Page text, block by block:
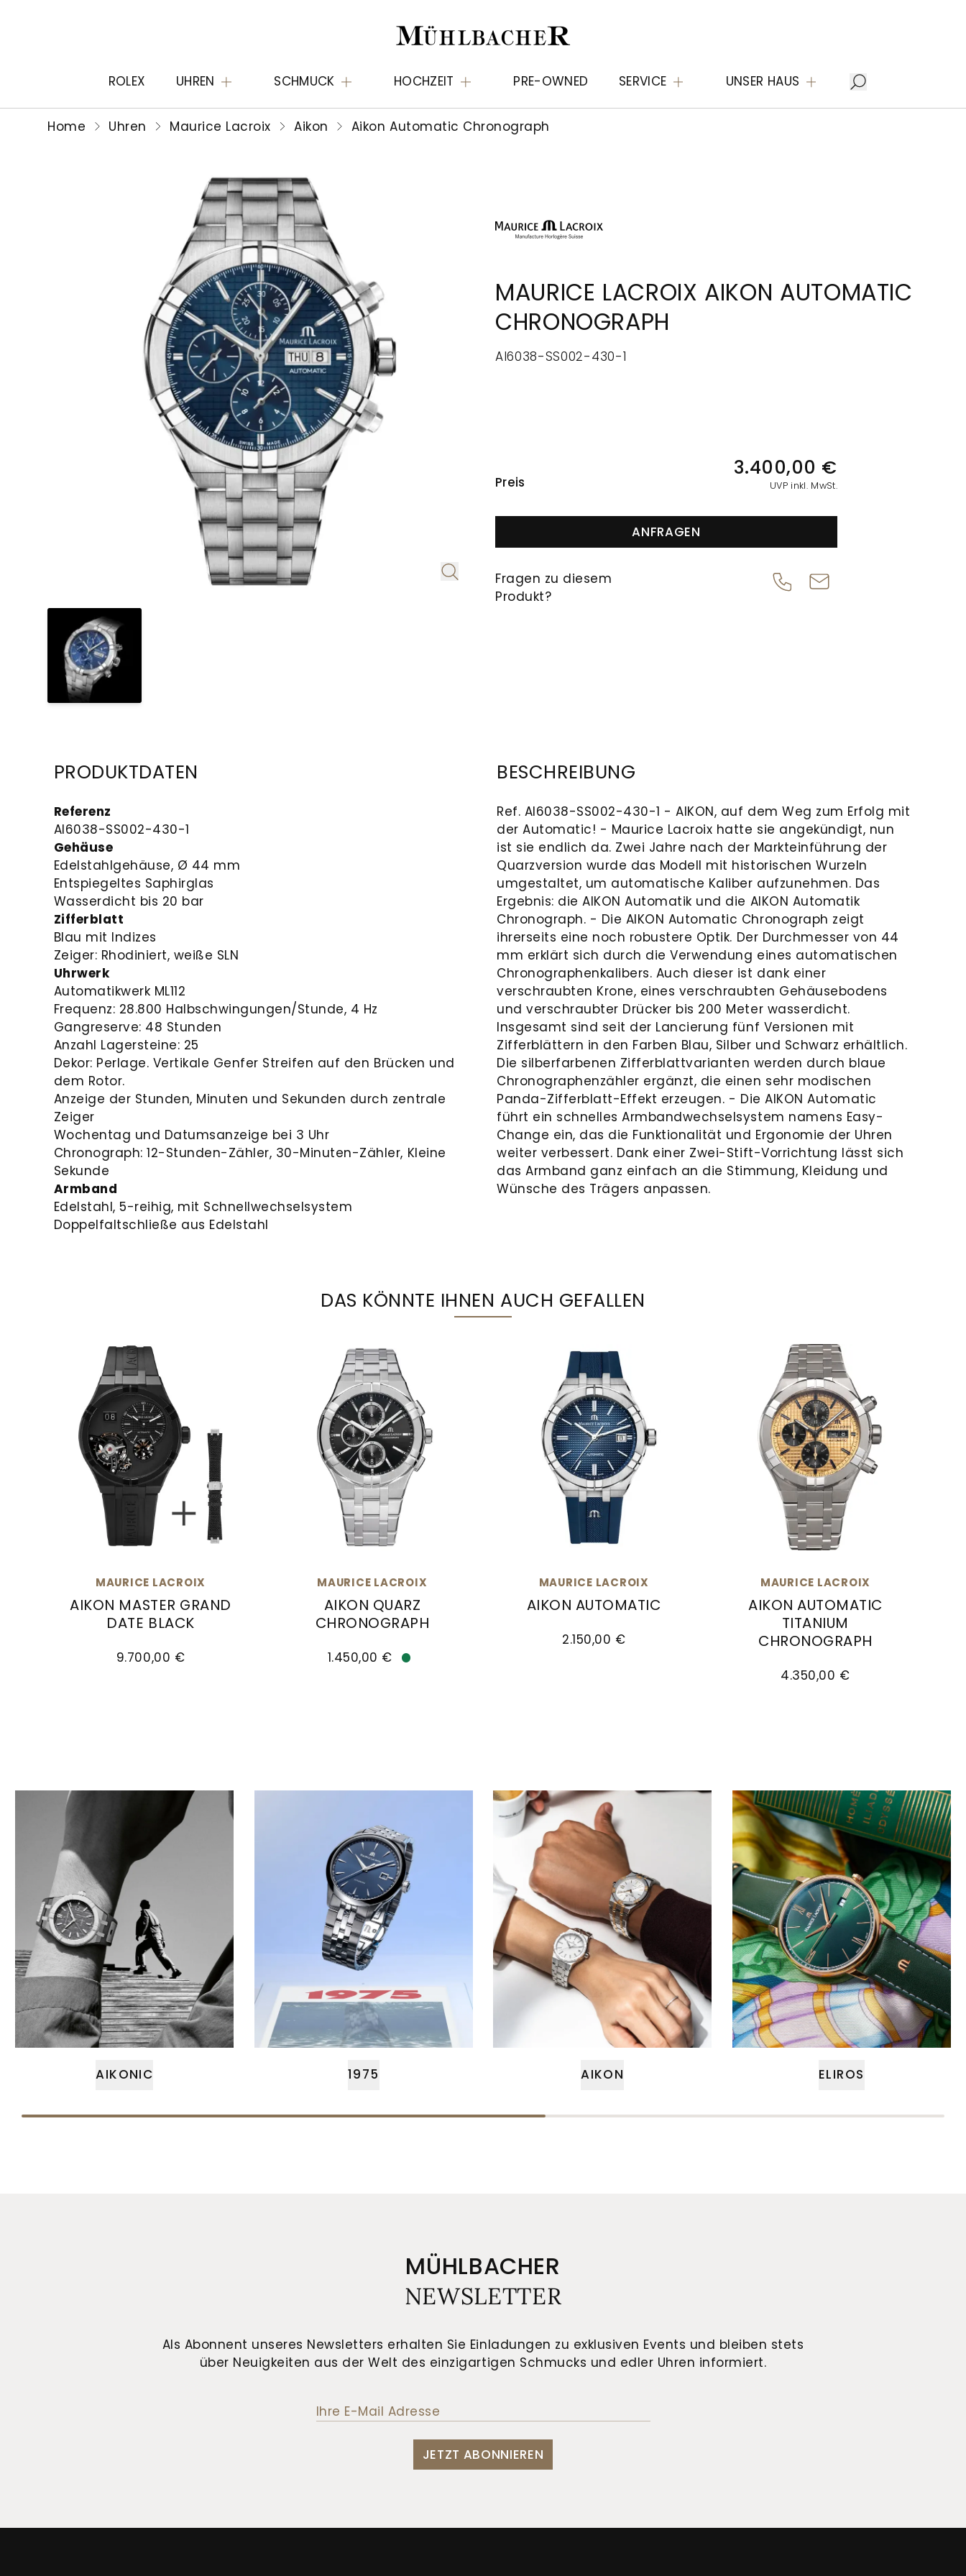
ROLEX UHREN SCHMUCK HOCHZEIT PRE-OWNED SERVICE UNSER HAUS
Home Uhren Maurice Lacroix Aikon Aikon Automatic Chronograph
MAURICE LACROIX AIKON AUTOMATIC
CHRONOGRAPH
AI6038-SS002-430-1
Preis
3.400,00 €
UVP inkl. MwSt.
ANFRAGEN
Fragen zu diesem
Produkt?
PRODUKTDATEN
Referenz
AI6038-SS002-430-1
Gehäuse
Edelstahlgehäuse, Ø 44 mm
Entspiegeltes Saphirglas
Wasserdicht bis 20 bar
Zifferblatt
Blau mit Indizes
Zeiger: Rhodiniert, weiße SLN
Uhrwerk
Automatikwerk ML112
Frequenz: 28.800 Halbschwingungen/Stunde, 4 Hz
Gangreserve: 48 Stunden
Anzahl Lagersteine: 25
Dekor: Perlage. Vertikale Genfer Streifen auf den Brücken und
dem Rotor.
Anzeige der Stunden, Minuten und Sekunden durch zentrale
Zeiger
Wochentag und Datumsanzeige bei 3 Uhr
Chronograph: 12-Stunden-Zähler, 30-Minuten-Zähler, Kleine
Sekunde
Armband
Edelstahl, 5-reihig, mit Schnellwechselsystem
Doppelfaltschließe aus Edelstahl
BESCHREIBUNG
Ref. AI6038-SS002-430-1 - AIKON, auf dem Weg zum Erfolg mit
der Automatic! - Maurice Lacroix hatte sie angekündigt, nun
ist sie endlich da. Zwei Jahre nach der Markteinführung der
Quarzversion wurde das Modell mit historischen Wurzeln
umgestaltet, um automatische Kaliber aufzunehmen. Das
Ergebnis: die AIKON Automatik und die AIKON Automatik
Chronograph. - Die AIKON Automatic Chronograph zeigt
ihrerseits eine noch robustere Optik. Der Durchmesser von 44
mm erklärt sich durch die Verwendung eines automatischen
Chronographenkalibers. Auch dieser ist dank einer
verschraubten Krone, eines verschraubten Gehäusebodens
und verschraubter Drücker bis 200 Meter wasserdicht.
Insgesamt sind seit der Lancierung fünf Versionen mit
Zifferblättern in den Farben Blau, Silber und Schwarz erhältlich.
Die silberfarbenen Zifferblattvarianten werden durch blaue
Chronographenzähler ergänzt, die einen sehr modischen
Panda-Zifferblatt-Effekt erzeugen. - Die AIKON Automatic
führt ein schnelles Armbandwechselsystem namens Easy-
Change ein, das die Funktionalität und Ergonomie der Uhren
weiter verbessert. Dank einer Zwei-Stift-Vorrichtung lässt sich
das Armband ganz einfach an die Stimmung, Kleidung und
Wünsche des Trägers anpassen.
DAS KÖNNTE IHNEN AUCH GEFALLEN
MAURICE LACROIX
AIKON MASTER GRAND
DATE BLACK
Maurice Lacroix Aikon Master Grand Date Black, Ref: AI6118-DLB0B-330-2, Preis: 9.700,00 €
9.700,00 €
MAURICE LACROIX
AIKON QUARZ
CHRONOGRAPH
Maurice Lacroix Aikon Quarz Chronograph , Ref: AI1118-SS002-330-1, Preis: 1.450,00 €, Verfügbar
1.450,00 €
MAURICE LACROIX
AIKON AUTOMATIC
Maurice Lacroix Aikon Automatic, Ref: AI6008-SS000-430-4, Preis:
2.150,00 €
MAURICE LACROIX
AIKON AUTOMATIC
TITANIUM
CHRONOGRAPH
4.350,00 €
AIKONIC 1975 AIKON ELIROS
MÜHLBACHER
NEWSLETTER
Als Abonnent unseres Newsletters erhalten Sie Einladungen zu exklusiven Events und bleiben stets
über Neuigkeiten aus der Welt des einzigartigen Schmucks und edler Uhren informiert.
JETZT ABONNIEREN